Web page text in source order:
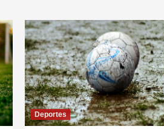
Deportes